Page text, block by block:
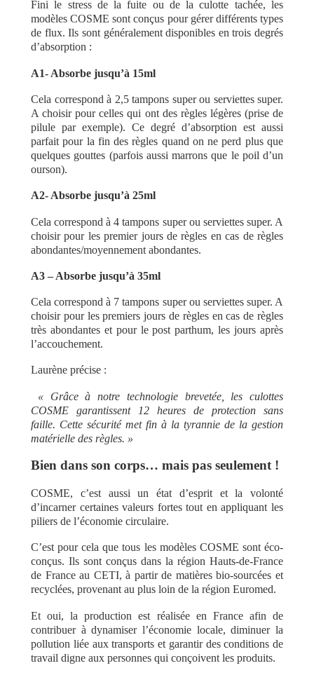
Fini le stress de la fuite ou de la culotte tachée, les
modèles COSME sont conçus pour gérer différents types
de flux. Ils sont généralement disponibles en trois degrés
d’absorption :
A1- Absorbe jusqu’à 15ml
Cela correspond à 2,5 tampons super ou serviettes super.
A choisir pour celles qui ont des règles légères (prise de
pilule par exemple). Ce degré d’absorption est aussi
parfait pour la fin des règles quand on ne perd plus que
quelques gouttes (parfois aussi marrons que le poil d’un
ourson).
A2- Absorbe jusqu’à 25ml
Cela correspond à 4 tampons super ou serviettes super. A
choisir pour les premier jours de règles en cas de règles
abondantes/moyennement abondantes.
A3 – Absorbe jusqu’à 35ml
Cela correspond à 7 tampons super ou serviettes super. A
choisir pour les premiers jours de règles en cas de règles
très abondantes et pour le post parthum, les jours après
l’accouchement.
Laurène précise :
« Grâce à notre technologie brevetée, les culottes
COSME garantissent 12 heures de protection sans
faille. Cette sécurité met fin à la tyrannie de la gestion
matérielle des règles. »
Bien dans son corps… mais pas seulement !
COSME, c’est aussi un état d’esprit et la volonté
d’incarner certaines valeurs fortes tout en appliquant les
piliers de l’économie circulaire.
C’est pour cela que tous les modèles COSME sont éco-
conçus. Ils sont conçus dans la région Hauts-de-France
de France au CETI, à partir de matières bio-sourcées et
recyclées, provenant au plus loin de la région Euromed.
Et oui, la production est réalisée en France afin de
contribuer à dynamiser l’économie locale, diminuer la
pollution liée aux transports et garantir des conditions de
travail digne aux personnes qui conçoivent les produits.